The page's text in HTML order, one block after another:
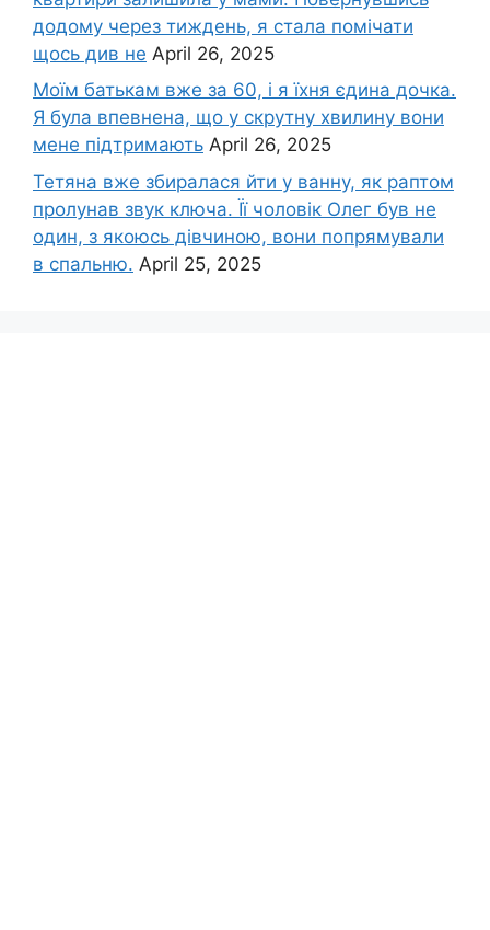
додому через тиждень, я стала помічати
щось див не April 26, 2025
Моїм батькам вже за 60, і я їхня єдина дочка.
Я була впевнена, що у скрутну хвилину вони
мене підтримають April 26, 2025
Тетяна вже збиралася йти у ванну, як раптом
пролунав звук ключа. Її чоловік Олег був не
один, з якоюсь дівчиною, вони попрямували
в спальню. April 25, 2025